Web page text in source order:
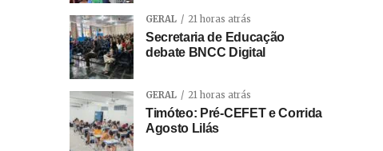
GERAL 21 horas atrás
Secretaria de Educação
debate BNCC Digital
GERAL 21 horas atrás
Timóteo: Pré-CEFET e Corrida
Agosto Lilás